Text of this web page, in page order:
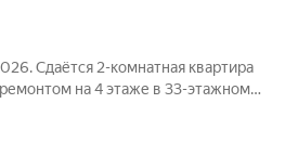
Сдаётся 2-комнатная квартира
на 4 этаже в 33-этажном
есть: Телевизор